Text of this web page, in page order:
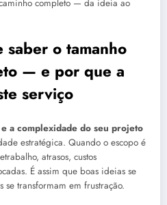
completo — da ideia ao
o tamanho
— e por que a
serviço
a complexidade do seu projeto
estratégica. Quando o escopo é
atrasos, custos
É assim que boas ideias se
transformam em frustração.